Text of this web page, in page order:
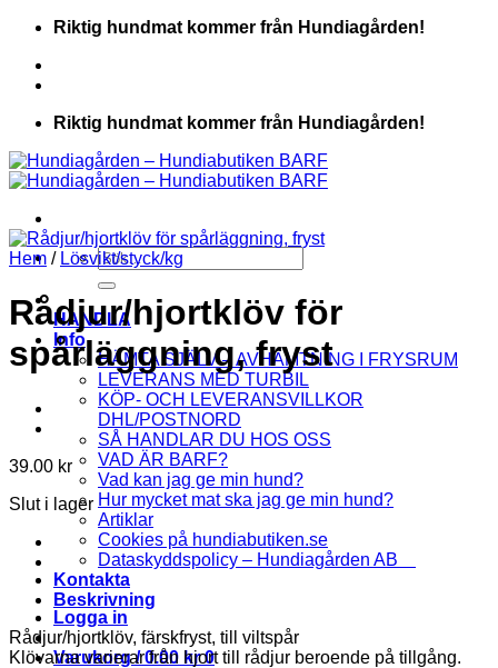
Skip
content
Riktig hundmat kommer från Hundiagården!
Riktig hundmat kommer från Hundiagården!
Sök
efter:
HANDLA
Info
HÄMTA SJÄLV – AVHÄMTNING I FRYSRUM
LEVERANS MED TURBIL
KÖP- OCH LEVERANSVILLKOR
DHL/POSTNORD
SÅ HANDLAR DU HOS OSS
VAD ÄR BARF?
Vad kan jag ge min hund?
Hur mycket mat ska jag ge min hund?
Artiklar
Cookies på hundiabutiken.se
Dataskyddspolicy – Hundiagården AB
Kontakta
Logga in
Varukorg /0.00 kr 0
Hem / Lösvikt/styck/kg
Rådjur/hjortklöv för
spårläggning, fryst
39.00 kr
Slut i lager
Beskrivning
Rådjur/hjortklöv, färskfryst, till viltspår
Klövarna varierar från hjort till rådjur beroende på tillgång.